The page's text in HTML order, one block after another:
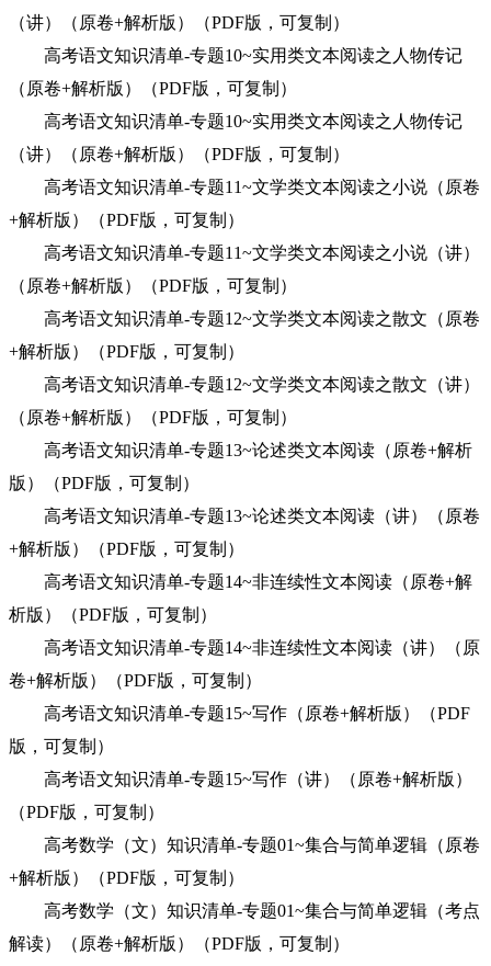
（讲）（原卷+解析版）（PDF版，可复制）
高考语文知识清单-专题10~实用类文本阅读之人物传记
（原卷+解析版）（PDF版，可复制）
高考语文知识清单-专题10~实用类文本阅读之人物传记
（讲）（原卷+解析版）（PDF版，可复制）
高考语文知识清单-专题11~文学类文本阅读之小说（原卷
+解析版）（PDF版，可复制）
高考语文知识清单-专题11~文学类文本阅读之小说（讲）
（原卷+解析版）（PDF版，可复制）
高考语文知识清单-专题12~文学类文本阅读之散文（原卷
+解析版）（PDF版，可复制）
高考语文知识清单-专题12~文学类文本阅读之散文（讲）
（原卷+解析版）（PDF版，可复制）
高考语文知识清单-专题13~论述类文本阅读（原卷+解析
版）（PDF版，可复制）
高考语文知识清单-专题13~论述类文本阅读（讲）（原卷
+解析版）（PDF版，可复制）
高考语文知识清单-专题14~非连续性文本阅读（原卷+解
析版）（PDF版，可复制）
高考语文知识清单-专题14~非连续性文本阅读（讲）（原
卷+解析版）（PDF版，可复制）
高考语文知识清单-专题15~写作（原卷+解析版）（PDF
版，可复制）
高考语文知识清单-专题15~写作（讲）（原卷+解析版）
（PDF版，可复制）
高考数学（文）知识清单-专题01~集合与简单逻辑（原卷
+解析版）（PDF版，可复制）
高考数学（文）知识清单-专题01~集合与简单逻辑（考点
解读）（原卷+解析版）（PDF版，可复制）